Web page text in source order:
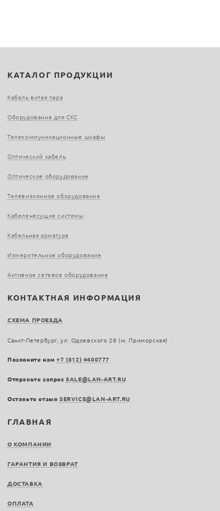
ГЛАВНАЯ
О КОМПАНИИ
ГАРАНТИЯ И ВОЗВРАТ
ДОСТАВКА
ОПЛАТА
КАТАЛОГ ПРОДУКЦИИ
Кабель витая пара
Оборудование для СКС
Телекоммуникационные шкафы
Оптический кабель
Оптическое оборудование
Телевизионное оборудование
Кабеленесущие системы
Кабельная арматура
Измерительное оборудование
Активное сетевое оборудование
КОНТАКТНАЯ ИНФОРМАЦИЯ
СХЕМА ПРОЕЗДА
Санкт-Петербург, ул. Одоевского 28 (м. Приморская)
Позвоните нам+7 (812) 4400777
Отправьте запросSALE@LAN-ART.RU
Оставьте отзыв SERVICE@LAN-ART.RU